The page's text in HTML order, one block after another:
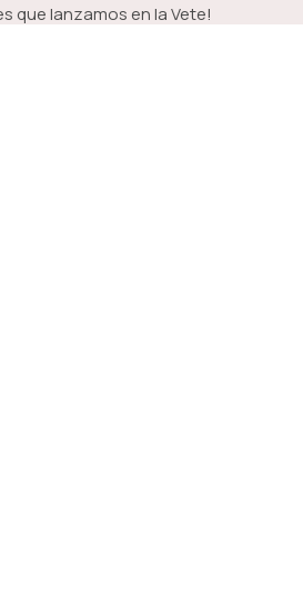
que lanzamos en la Vete!